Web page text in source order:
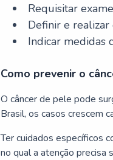
Requisitar
Definir e
Indicar medidas
Como prevenir o
O câncer de pele pode
Brasil, os casos crescem
Ter cuidados específicos
no qual a atenção precisa